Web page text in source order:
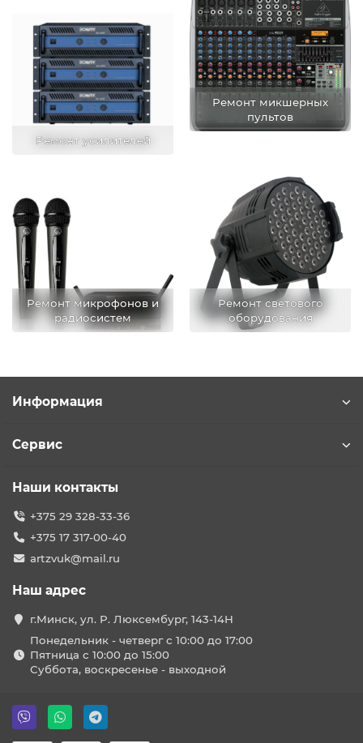
Ремонт усилителей
Ремонт микшерных
пультов
Ремонт микрофонов и
радиосистем
Ремонт светового
оборудования
Информация
Сервис
Наши контакты
+375 29 328-33-36
+375 17 317-00-40
artzvuk@mail.ru
Наш адрес
г.Минск, ул. Р. Люксембург, 143-14Н
Понедельник - четверг с 10:00 до 17:00
Пятница с 10:00 до 15:00
Суббота, воскресенье - выходной